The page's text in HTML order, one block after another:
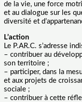
de la vie, une force
et au dialogue sur les
diversité et
L’action
Le P.AR.C. s’adresse
– contribuer au
son territoire ;
– participer, dans la
et aux projets de
sociale ;
– contribuer à cette